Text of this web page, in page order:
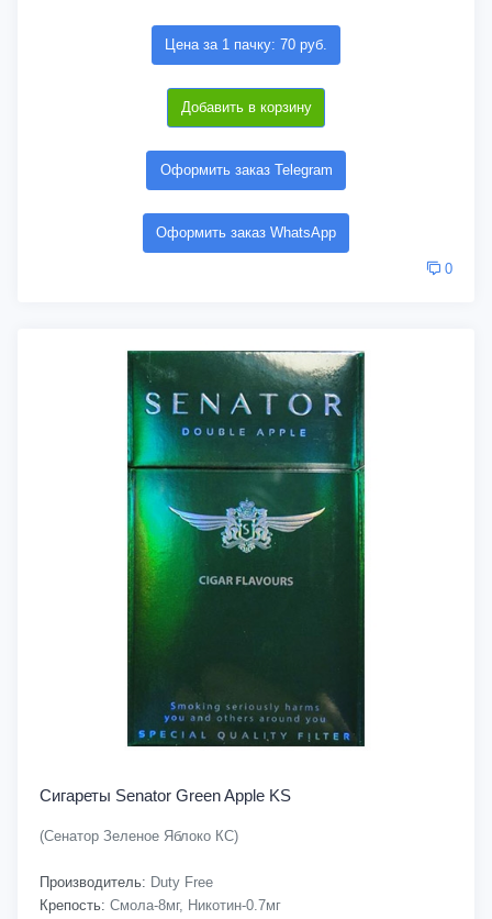
Цена за 1 пачку: 70 руб.
Добавить в корзину
Оформить заказ Telegram
Оформить заказ WhatsApp
0
Сигареты Senator Green Apple KS
(Сенатор Зеленое Яблоко КС)
Производитель: Duty Free
Крепость: Смола-8мг, Никотин-0.7мг